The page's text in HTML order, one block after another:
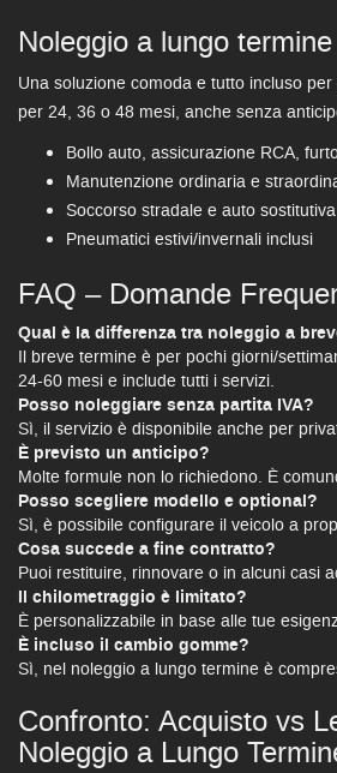
Noleggio a lungo termine
Una soluzione comoda e tutto incluso
per 24, 36 o 48 mesi, anche senza
Bollo auto, assicurazione RCA,
Manutenzione ordinaria e
Soccorso stradale e auto sostitutiva
Pneumatici estivi/invernali inclusi
FAQ – Domande
Qual è la differenza tra noleggio a
Il breve termine è per pochi giorni/
24-60 mesi e include tutti i servizi.
Posso noleggiare senza partita IVA?
Sì, il servizio è disponibile anche per
È previsto un anticipo?
Molte formule non lo richiedono. È
Posso scegliere modello e optional?
Sì, è possibile configurare il veicolo a
Cosa succede a fine contratto?
Puoi restituire, rinnovare o in alcuni casi
Il chilometraggio è limitato?
È personalizzabile in base alle tue
È incluso il cambio gomme?
Sì, nel noleggio a lungo termine è
Confronto: Acquisto vs
Noleggio a Lungo